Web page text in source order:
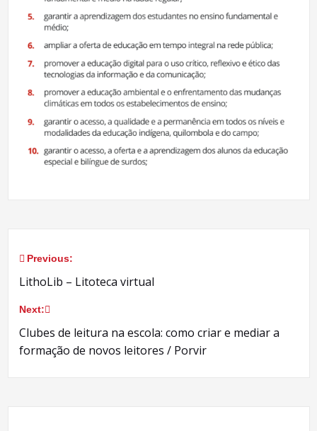
Navegação
Post
Previous:
LithoLib – Litoteca virtual
Next:
Clubes de leitura na escola: como criar e mediar a
formação de novos leitores / Porvir